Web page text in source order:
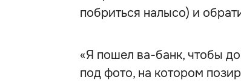
побриться налысо) и
«Я пошел ва-банк, чтобы
под фото, на котором